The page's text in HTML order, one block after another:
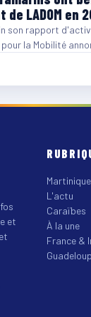
LADOM en
son rapport
la Mobilité
et
Martinique
L'actu
Caraïbes
À la une
France &